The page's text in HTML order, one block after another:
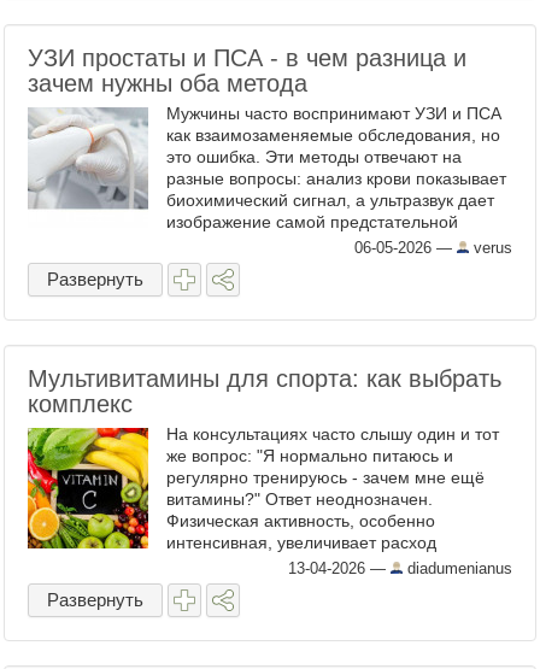
УЗИ простаты и ПСА - в чем разница и
зачем нужны оба метода
Мужчины часто воспринимают УЗИ и ПСА
как взаимозаменяемые обследования, но
это ошибка. Эти методы отвечают на
разные вопросы: анализ крови показывает
биохимический сигнал, а ультразвук дает
изображение самой предстательной
железы. Поэтому врач нередко назначает
их вместе, а не вместо ...
06-05-2026 — verus
Развернуть
Мультивитамины для спорта: как выбрать
комплекс
На консультациях часто слышу один и тот
же вопрос: "Я нормально питаюсь и
регулярно тренируюсь - зачем мне ещё
витамины?" Ответ неоднозначен.
Физическая активность, особенно
интенсивная, увеличивает расход
микронутриентов в 1,5-2 раза по
сравнению с нормой для малоподвижного
человека. ...
13-04-2026 — diadumenianus
Развернуть